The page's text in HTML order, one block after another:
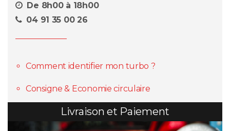
De 8h00 à 18h00
04 91 35 00 26
Comment identifier mon turbo ?
Consigne & Economie circulaire
Livraison et Paiement